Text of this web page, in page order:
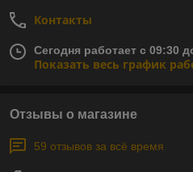
Контакты
Сегодня работает с 09:30
Показать весь график
Отзывы о магазине
59 отзывов за всё время